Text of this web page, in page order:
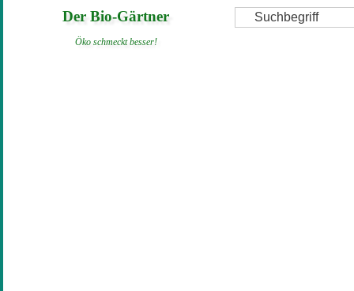
Suche
Der Bio-Gärtner
Öko schmeckt besser!